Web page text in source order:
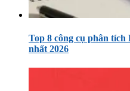
Top 8 công cụ phân tích
nhất 2026